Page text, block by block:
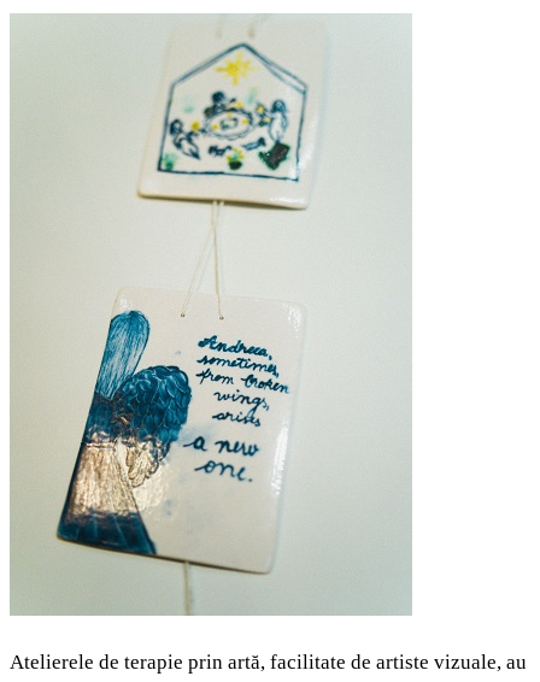
Atelierele de terapie prin artă, facilitate de artiste vizuale, au